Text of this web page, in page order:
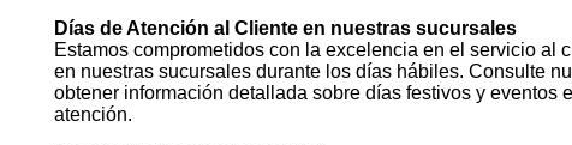
Días de Atención al Cliente en nuestras sucursales
Estamos comprometidos con la excelencia en el servicio al
en nuestras sucursales durante los días hábiles. Consulte
obtener información detallada sobre días festivos y eventos
atención.